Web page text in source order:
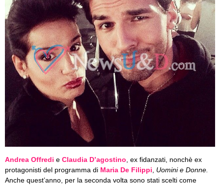
Andrea Offredi e Claudia D’agostino , ex fidanzati, nonchè ex
protagonisti del programma di Maria De Filippi
Uomini e Donne.
Anche quest’anno, per la seconda volta sono stati scelti come